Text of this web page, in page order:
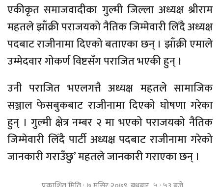
एकीकृत समाजवादीका गुल्मी जिल्ला अध्यक्ष श्रीराम
महतले झाँक्री पराजयको नैतिक जिम्मेवारी लिँदै अध्यक्ष
पदबाट राजीनामा दिएको बताएका छन् । झाँक्री एमाले
उम्मेदवार गोकर्ण विष्टसँग पराजित भएकी हुन् ।
उनी पराजित भएलगत्तै अध्यक्ष महतले सामाजिक
सञ्जाल फेसबुकबाट राजीनामा दिएको घोषणा गरेका
हुन् । गुल्मी क्षेत्र नम्बर २ मा भएको पराजयको नैतिक
जिम्मेवारी लिँदै पार्टी अध्यक्ष पदबाट राजीनामा गरेको
जानकारी गराउँछु’ महतले जानकारी गराएका छन् ।